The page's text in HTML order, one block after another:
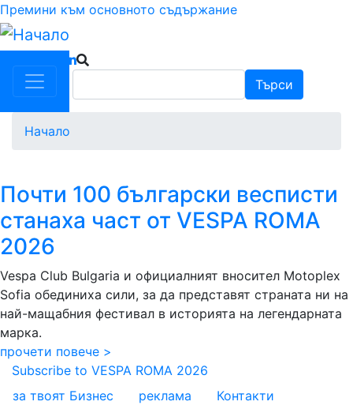
Премини към основното съдържание
Търси
Начало
Почти 100 български весписти
станаха част от VESPA ROMA
2026
Vespa Club Bulgaria и официалният вносител Motoplex
Sofia обединиха сили, за да представят страната ни на
най-мащабния фестивал в историята на легендарната
марка.
прочети повече >
Subscribe to VESPA ROMA 2026
за твоят Бизнес
реклама Контакти